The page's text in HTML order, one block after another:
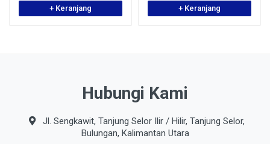
+ Keranjang + Keranjang
Hubungi Kami
Jl. Sengkawit, Tanjung Selor Ilir / Hilir, Tanjung Selor,
Bulungan, Kalimantan Utara